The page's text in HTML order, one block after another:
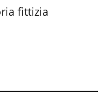
fittizia